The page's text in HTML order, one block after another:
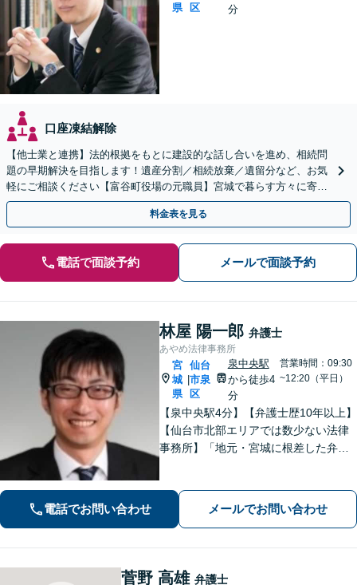
県
区
分
口座凍結解除
【他士業と連携】法的根拠をもとに建設的な話し合いを進め、相続問
題の早期解決を目指します！遺産分割／相続放棄／遺留分など、お気
軽にご相談ください【富谷町役場の元職員】宮城で暮らす方々に寄り
添う、敷居の低い事務所です【無料駐車場あり】
料金表を見る
電話で面談予約 メールで面談予約
林屋 陽一郎 弁護士
あやめ法律事務所
宮
城
県
仙台
市泉
区
泉中央駅
から徒歩4
分
営業時間：09:30
~12:20（平日）
【泉中央駅4分】【弁護士歴10年以上】
【仙台市北部エリアでは数少ない法律
事務所】「地元・宮城に根差した弁護
電話でお問い合わせ メールでお問い合わせ
菅野 高雄 弁護士